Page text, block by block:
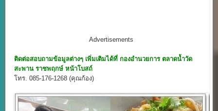
Advertisements
ติดต่อสอบถามข้อมูลต่างๆ เพิ่มเติมได้ที่ กองอำนวยการ ตลาดน้ำวัด
สะพาน ราชพฤกษ์ หน้าโบสถ์
โทร. 085-176-1268 (คุณก้อง)